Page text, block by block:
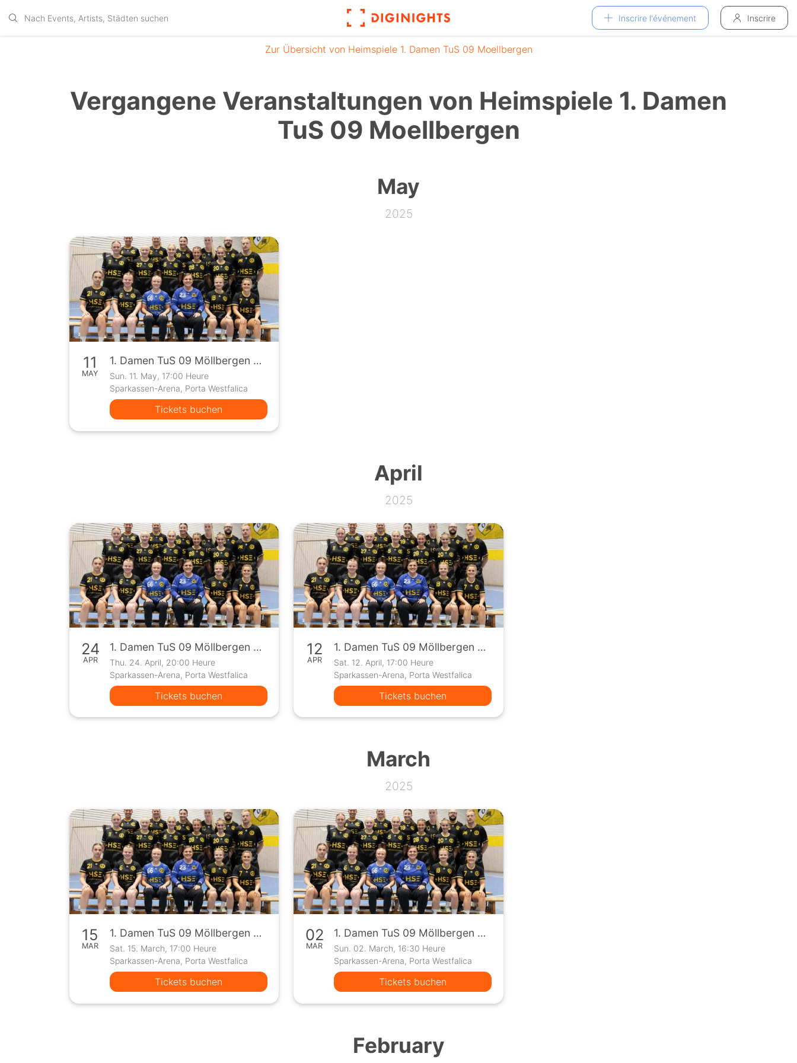
Inscrire l'événement Inscrire
Zur Übersicht von Heimspiele 1. Damen TuS 09 Moellbergen
Vergangene Veranstaltungen von Heimspiele 1. Damen
TuS 09 Moellbergen
May
2025
11
MAY
1. Damen TuS 09 Möllbergen vs Spvg Steinhagen (Oberliga)
Sun. 11. May, 17:00 Heure
Sparkassen-Arena, Porta Westfalica
Tickets buchen
April
2025
24
APR
1. Damen TuS 09 Möllbergen vs SC Greven 09 (Oberliga)
Thu. 24. April, 20:00 Heure
Sparkassen-Arena, Porta Westfalica
Tickets buchen
12
APR
1. Damen TuS 09 Möllbergen vs TG Herford (Oberliga)
Sat. 12. April, 17:00 Heure
Sparkassen-Arena, Porta Westfalica
Tickets buchen
March
2025
15
MAR
1. Damen TuS 09 Möllbergen vs Lit Tribe 1912 2 (Oberliga)
Sat. 15. March, 17:00 Heure
Sparkassen-Arena, Porta Westfalica
Tickets buchen
02
MAR
1. Damen TuS 09 Möllbergen vs SpVg. Hesselteich-Siedinghausen (Oberliga)
Sun. 02. March, 16:30 Heure
Sparkassen-Arena, Porta Westfalica
Tickets buchen
February